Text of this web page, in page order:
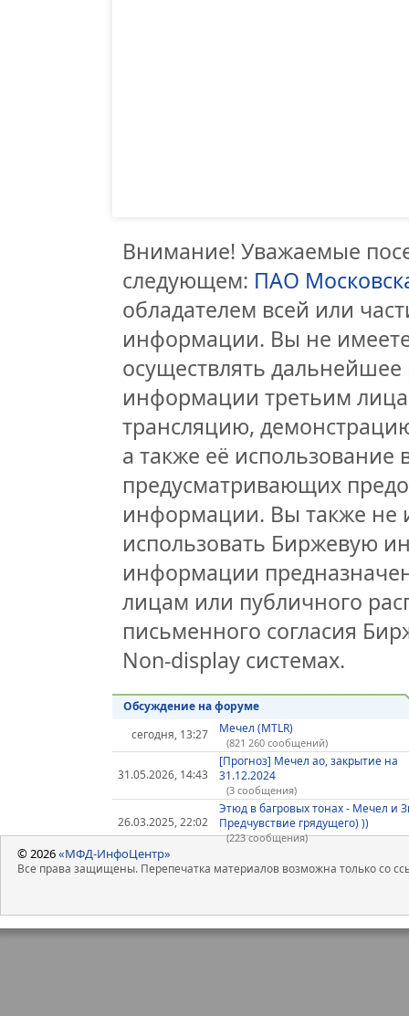
Внимание! Уважаемые
следующем: ПАО
обладателем всей или
информации. Вы не
осуществлять
информации третьим
трансляцию,
а также её
предусматривающих
информации. Вы также не
использовать Биржевую
информации
лицам или публичного
письменного согласия
Non-display системах.
Обсуждение на форуме
сегодня, 13:27
Мечел (MTLR)
(821 260 сообщений)
31.05.2026, 14:43
[Прогноз] Мечел ао, закрытие на
31.12.2024
(3 сообщения)
26.03.2025, 22:02
Этюд в багровых тонах - Мечел и
Предчувствие грядущего) ))
(223 сообщения)
© 2026«МФД-ИнфоЦентр»
Все права защищены. Перепечатка материалов возможна только со